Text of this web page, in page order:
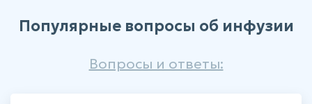
Популярные вопросы об инфузии
Вопросы и ответы: